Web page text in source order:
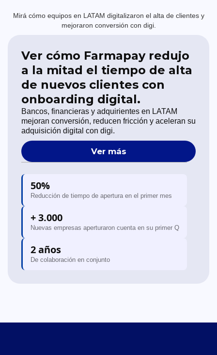
Mirá cómo equipos en LATAM digitalizaron el alta de clientes y
mejoraron conversión con digi.
Ver cómo Farmapay redujo
a la mitad el tiempo de alta
de nuevos clientes con
onboarding digital.
Bancos, financieras y adquirientes en LATAM
mejoran conversión, reducen fricción y aceleran su
adquisición digital con digi.
Ver más
50%
Reducción de tiempo de apertura en el primer mes
+ 3.000
Nuevas empresas aperturaron cuenta en su primer Q
2 años
De colaboración en conjunto